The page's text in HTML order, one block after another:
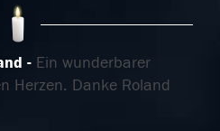
Ein wunderbarer
Herzen. Danke Roland